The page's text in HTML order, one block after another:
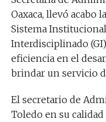
Oaxaca, llevó acabo
Sistema
Interdisciplinado
eficiencia en el
brindar un servicio
El secretario de
Toledo en su